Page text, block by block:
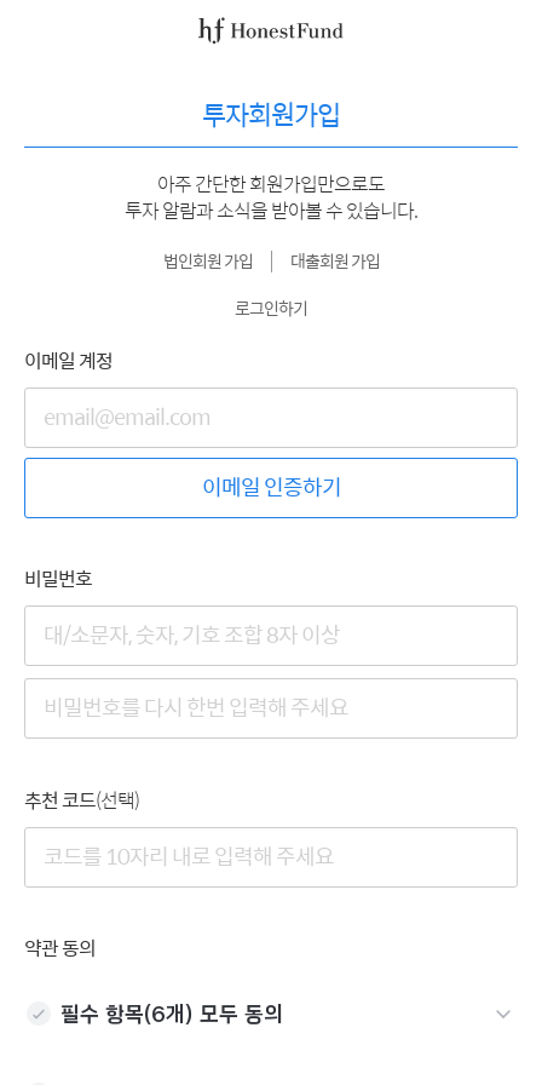
투자회원가입
아주 간단한 회원가입만으로도
투자 알람과 소식을 받아볼 수 있습니다.
법인회원 가입 대출회원 가입
로그인하기
이메일 계정
이메일 인증하기
비밀번호
추천 코드(선택)
약관 동의